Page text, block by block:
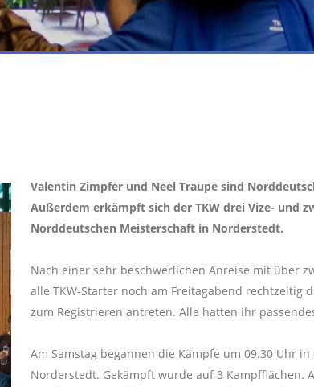
Valentin Zimpfer und Neel Traupe sind
Außerdem erkämpft sich der TKW drei Vize- und
Norddeutschen Meisterschaft in Norderstedt.
Nach einer sehr beschwerlichen Anreise mit über
alle TKW-Starter noch am Freitagabend rechtzeitig
zum Registrieren antreten. Alle hatten ihr
Am Samstag begannen die Kämpfe um 09.30 Uhr
Norderstedt. Gekämpft wurde auf 3 Kampfflächen.